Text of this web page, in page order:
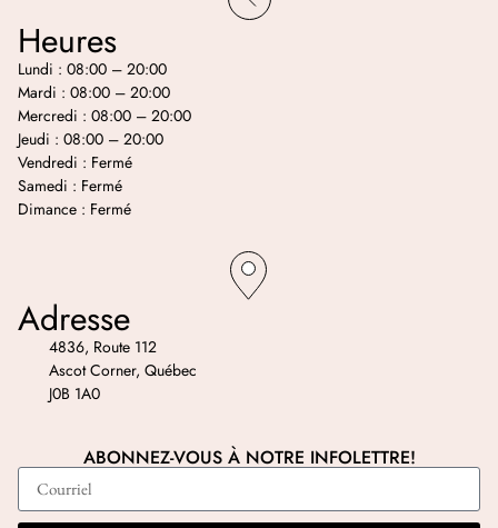
Heures
Lundi : 08:00 – 20:00
Mardi : 08:00 – 20:00
Mercredi : 08:00 – 20:00
Jeudi : 08:00 – 20:00
Vendredi : Fermé
Samedi : Fermé
Dimance : Fermé
Adresse
4836, Route 112
Ascot Corner, Québec
J0B 1A0
ABONNEZ-VOUS À NOTRE INFOLETTRE!